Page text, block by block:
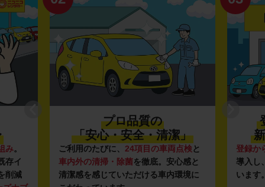
み。
存イ
削減
プロ品質の
「安心・安全・清潔」
ご利用のたびに、 24項目の車両点検と
車内外の清掃・除菌を徹底。安心感と
清潔感を感じていただける車内環境に
登録か
導入し
います